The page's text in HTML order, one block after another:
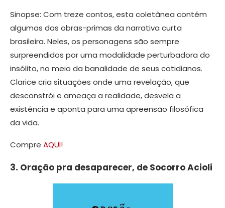
Sinopse: Com treze contos, esta coletânea contém
algumas das obras-primas da narrativa curta
brasileira. Neles, os personagens são sempre
surpreendidos por uma modalidade perturbadora do
insólito, no meio da banalidade de seus cotidianos.
Clarice cria situações onde uma revelação, que
desconstrói e ameaça a realidade, desvela a
existência e aponta para uma apreensão filosófica
da vida.
Compre AQUI!
3. Oração pra desaparecer, de Socorro Acioli